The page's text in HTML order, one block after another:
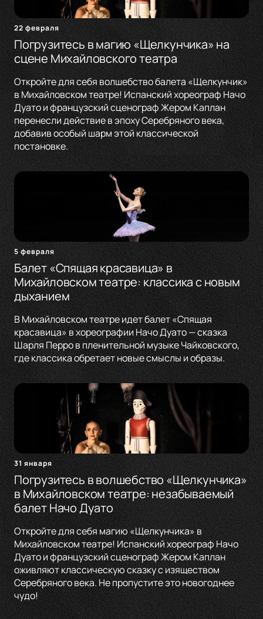
22 февраля
Погрузитесь в магию «Щелкунчика» на
сцене Михайловского театра
Откройте для себя волшебство балета «Щелкунчик»
в Михайловском театре! Испанский хореограф Начо
Дуато и французский сценограф Жером Каплан
перенесли действие в эпоху Серебряного века,
добавив особый шарм этой классической
постановке.
5 февраля
Балет «Спящая красавица» в
Михайловском театре: классика с новым
дыханием
В Михайловском театре идет балет «Спящая
красавица» в хореографии Начо Дуато — сказка
Шарля Перро в пленительной музыке Чайковского,
где классика обретает новые смыслы и образы.
31 января
Погрузитесь в волшебство «Щелкунчика»
в Михайловском театре: незабываемый
балет Начо Дуато
Откройте для себя магию «Щелкунчика» в
Михайловском театре! Испанский хореограф Начо
Дуато и французский сценограф Жером Каплан
оживляют классическую сказку с изяществом
Серебряного века. Не пропустите это новогоднее
чудо!